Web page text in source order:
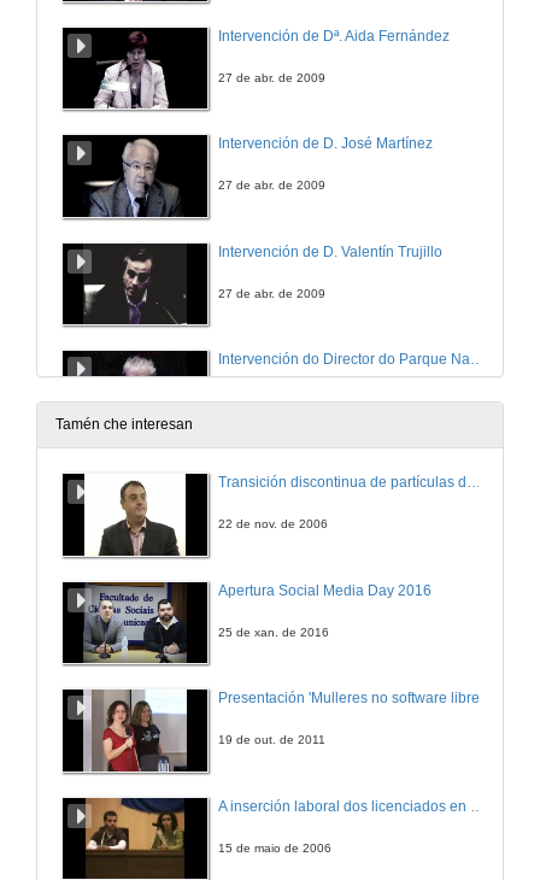
Intervención de Dª. Aida Fernández
27 de abr. de 2009
Intervención de D. José Martínez
27 de abr. de 2009
Intervención de D. Valentín Trujillo
27 de abr. de 2009
Intervención do Director do Parque Nacional Illas Atlanticas
27 de abr. de 2009
Tamén che interesan
Transición discontinua de partículas de microgel termosensible
22 de nov. de 2006
Apertura Social Media Day 2016
25 de xan. de 2016
Presentación 'Mulleres no software libre'
19 de out. de 2011
15 de maio de 2006